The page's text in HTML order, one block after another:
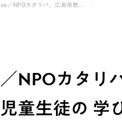
／NPOカタリバ、広島県教...
／NPOカタ
童生徒の 学